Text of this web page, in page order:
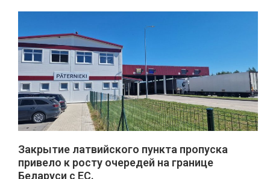
Закрытие латвийского пункта пропуска
привело к росту очередей на границе
Беларуси с ЕС.